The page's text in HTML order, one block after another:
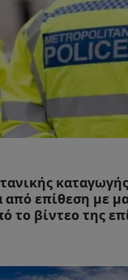
επίθεση με
το βίντεο της